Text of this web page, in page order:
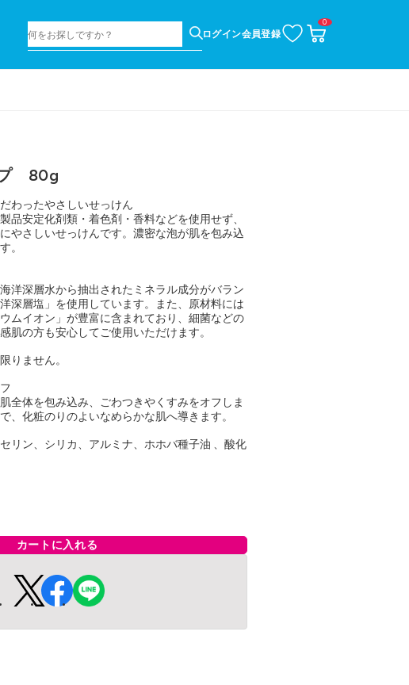
ログイン会員登録
お
気
り
カ
ー
0
プ 80g
わったやさしいせっけん
品安定化剤類・着色剤・香料などを使用せず、
やさしいせっけんです。濃密な泡が肌を包み込
。
洋深層水から抽出されたミネラル成分がバラン
深層塩」を使用しています。また、原材料には
ムイオン」が豊富に含まれており、細菌などの
肌の方も安心してご使用いただけます。
りません。
全体を包み込み、ごわつきやくすみをオフしま
、化粧のりのよいなめらかな肌へ導きます。
リン、シリカ、アルミナ、ホホバ種子油 、酸化
カートに入れる